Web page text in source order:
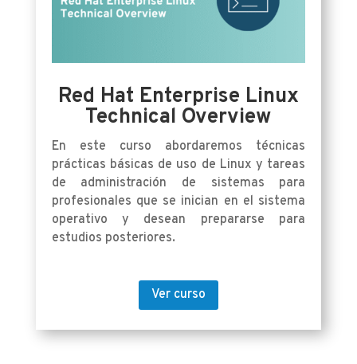
Red Hat Enterprise Linux
Technical Overview
En este curso abordaremos técnicas
prácticas básicas de uso de Linux y tareas
de administración de sistemas para
profesionales que se inician en el sistema
operativo y desean prepararse para
estudios posteriores.
Ver curso